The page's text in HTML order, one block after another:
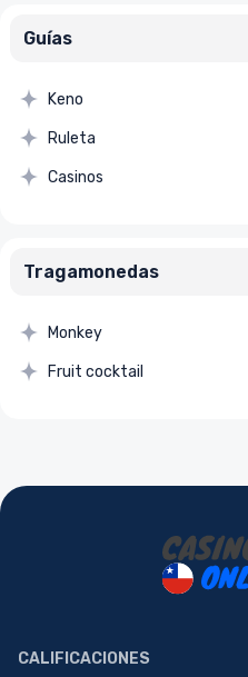
Guías
Keno
Ruleta
Casinos
Tragamonedas
Monkey
Fruit cocktail
CALIFICACIONES